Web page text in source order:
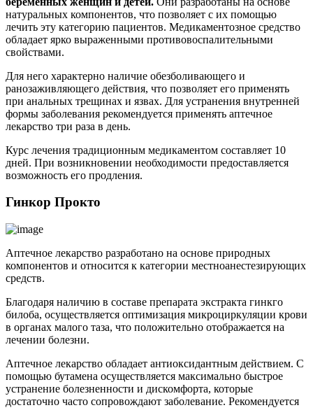
натуральных компонентов, что позволяет с их помощью
лечить эту категорию пациентов. Медикаментозное средство
обладает ярко выраженными противовоспалительными
свойствами.
Для него характерно наличие обезболивающего и
ранозаживляющего действия, что позволяет его применять
при анальных трещинах и язвах. Для устранения внутренней
формы заболевания рекомендуется применять аптечное
лекарство три раза в день.
Курс лечения традиционным медикаментом составляет 10
дней. При возникновении необходимости предоставляется
возможность его продления.
Гинкор Прокто
Аптечное лекарство разработано на основе природных
компонентов и относится к категории местноанестезирующих
средств.
Благодаря наличию в составе препарата экстракта гинкго
билоба, осуществляется оптимизация микроциркуляции крови
в органах малого таза, что положительно отображается на
лечении болезни.
Аптечное лекарство обладает антиоксидантным действием. С
помощью бутамена осуществляется максимально быстрое
устранение болезненности и дискомфорта, которые
достаточно часто сопровождают заболевание. Рекомендуется